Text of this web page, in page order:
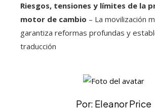
Riesgos, tensiones y límites de la
motor de cambio – La movilización
garantiza reformas profundas y
traducción
Por: Eleanor Price